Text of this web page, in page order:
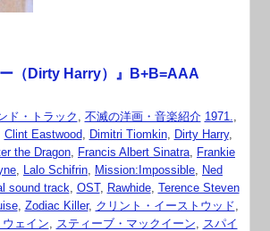
ー（Dirty Harry）』B+B=AAA
ド・トラック 不滅の洋画・音楽紹介 1971.
Clint Eastwood Dimitri Tiomkin, Dirty Harry,
the Dragon Francis Albert Sinatra
Frankie
Lalo Schifrin Mission:Impossible
Ned
sound track OST, Rawhide, Terence Steven
, Zodiac Killer, クリント・イーストウッド
ェイン スティーブ・マックイーン
スパイ